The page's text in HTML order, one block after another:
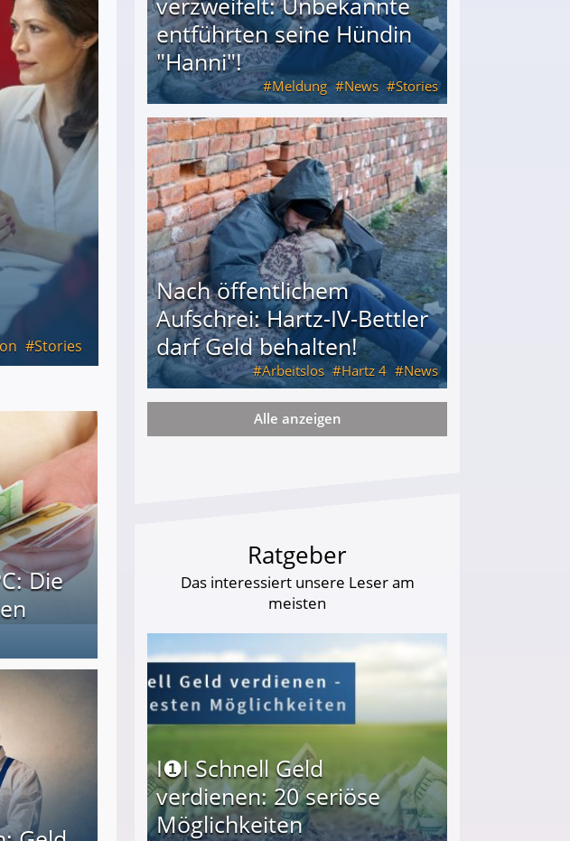
Stories
Die
entführten seine Hündin
"Hanni"!
Meldung News Stories
Unbekannte entführten seine Hündin "Hanni"!
Nach öffentlichem
Aufschrei: Hartz-IV-Bettler
darf Geld behalten!
Arbeitslos Hartz 4 News
Hartz-IV-Bettler darf Geld behalten!
Alle anzeigen
Ratgeber
Das interessiert unsere Leser am
meisten
I❶I Schnell Geld
verdienen: 20 seriöse
Möglichkeiten